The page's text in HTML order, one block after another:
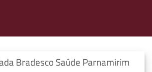
Bradesco Saúde Parnamirim